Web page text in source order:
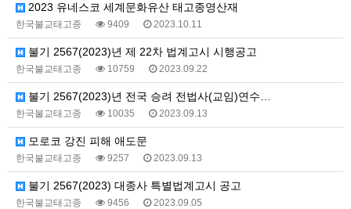
2023 유네스코 세계문화유산 태고종영산재
한국불교태고종 9409 2023.10.11
불기 2567(2023)년 제 22차 법계고시 시행공고
한국불교태고종 10759 2023.09.22
불기 2567(2023)년 전국 승려 전법사(교임)연수…
한국불교태고종 10035 2023.09.13
모로코 강진 피해 애도문
한국불교태고종 9257 2023.09.13
불기 2567(2023) 대종사 특별법계고시 공고
한국불교태고종 9456 2023.09.05